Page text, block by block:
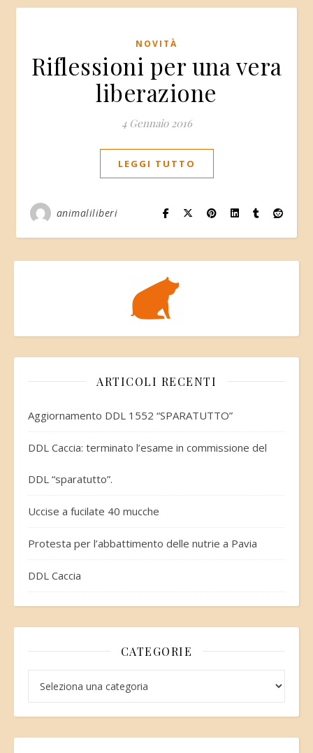
NOVITÀ
Riflessioni per una vera
liberazione
4 Gennaio 2016
LEGGI TUTTO
animaliliberi
ARTICOLI RECENTI
Aggiornamento DDL 1552 “SPARATUTTO”
DDL Caccia: terminato l’esame in commissione del
DDL “sparatutto”.
Uccise a fucilate 40 mucche
Protesta per l’abbattimento delle nutrie a Pavia
DDL Caccia
CATEGORIE